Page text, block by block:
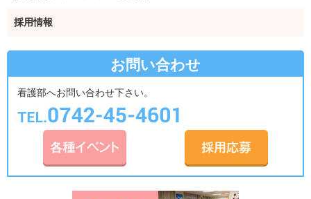
採用情報
お問い合わせ
看護部へお問い合わせ下さい。